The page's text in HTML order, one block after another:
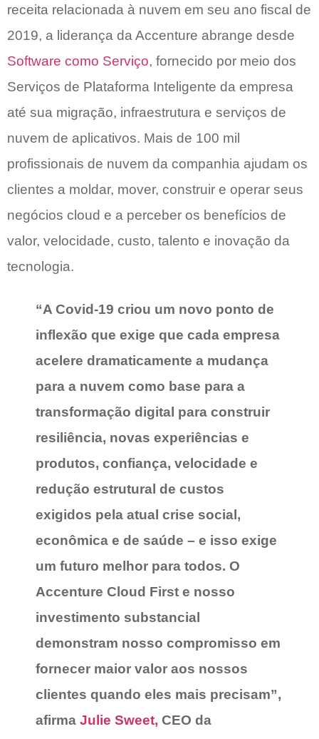
receita relacionada à nuvem em seu ano fiscal de
2019, a liderança da Accenture abrange desde
Software como Serviço, fornecido por meio dos
Serviços de Plataforma Inteligente da empresa
até sua migração, infraestrutura e serviços de
nuvem de aplicativos. Mais de 100 mil
profissionais de nuvem da companhia ajudam os
clientes a moldar, mover, construir e operar seus
negócios cloud e a perceber os benefícios de
valor, velocidade, custo, talento e inovação da
tecnologia.
“A Covid-19 criou um novo ponto de
inflexão que exige que cada empresa
acelere dramaticamente a mudança
para a nuvem como base para a
transformação digital para construir
resiliência, novas experiências e
produtos, confiança, velocidade e
redução estrutural de custos
exigidos pela atual crise social,
econômica e de saúde – e isso exige
um futuro melhor para todos. O
Accenture Cloud First e nosso
investimento substancial
demonstram nosso compromisso em
fornecer maior valor aos nossos
clientes quando eles mais precisam”,
afirma Julie Sweet, CEO da